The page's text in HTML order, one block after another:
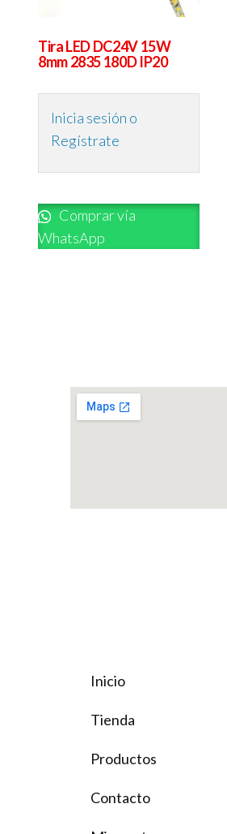
Tira LED DC24V 15W
8mm 2835 180D IP20
Inicia sesión o
Regístrate
Comprar vía
WhatsApp
Inicio
Tienda
Productos
Contacto